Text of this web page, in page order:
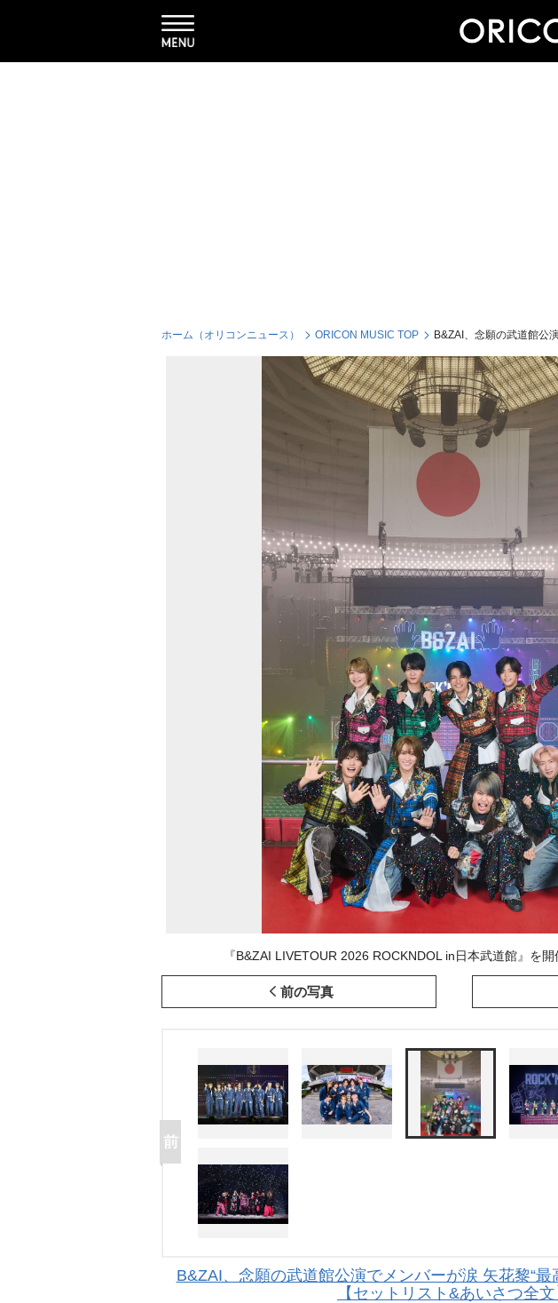
ホーム（オリコンニュース） ORICON MUSIC TOP B&ZAI、念願の武道館公
『B&ZAI LIVETOUR 2026 ROCKNDOL in日本武道館』を開
前の写真
B&ZAI、念願の武道館公演でメンバーが涙 矢花黎“最
【セットリスト&あいさつ全文